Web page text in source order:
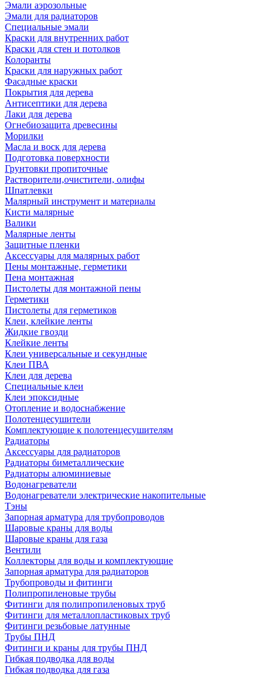
Эмали аэрозольные
Эмали для радиаторов
Специальные эмали
Краски для внутренних работ
Краски для стен и потолков
Колоранты
Краски для наружных работ
Фасадные краски
Покрытия для дерева
Антисептики для дерева
Лаки для дерева
Огнебиозащита древесины
Морилки
Масла и воск для дерева
Подготовка поверхности
Грунтовки пропиточные
Растворители,очистители, олифы
Шпатлевки
Малярный инструмент и материалы
Кисти малярные
Валики
Малярные ленты
Защитные пленки
Аксессуары для малярных работ
Пены монтажные, герметики
Пена монтажная
Пистолеты для монтажной пены
Герметики
Пистолеты для герметиков
Клеи, клейкие ленты
Жидкие гвозди
Клейкие ленты
Клеи универсальные и секундные
Клеи ПВА
Клеи для дерева
Специальные клеи
Клеи эпоксидные
Отопление и водоснабжение
Полотенцесушители
Комплектующие к полотенцесушителям
Радиаторы
Аксессуары для радиаторов
Радиаторы биметаллические
Радиаторы алюминиевые
Водонагреватели
Водонагреватели электрические накопительные
Тэны
Запорная арматура для трубопроводов
Шаровые краны для воды
Шаровые краны для газа
Вентили
Коллекторы для воды и комплектующие
Запорная арматура для радиаторов
Трубопроводы и фитинги
Полипропиленовые трубы
Фитинги для полипропиленовых труб
Фитинги для металлопластиковых труб
Фитинги резьбовые латунные
Трубы ПНД
Фитинги и краны для трубы ПНД
Гибкая подводка для воды
Гибкая подводка для газа